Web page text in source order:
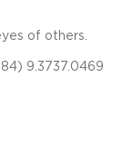
of others.
9.3737.0469